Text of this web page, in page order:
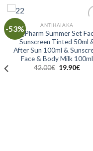
-53% ΑΝΤΙΗΛΙΑΚΆ
AgPharm Summer Set
Sunscreen Tinted 50ml
After Sun 100ml &
Face & Body Milk 100ml
42.00€ 19.90€